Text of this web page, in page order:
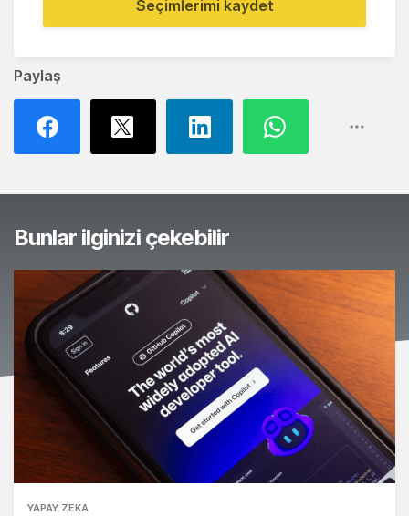
Paylaş
Seçimlerimi kaydet
Bunlar ilginizi çekebilir
YAPAY ZEKA